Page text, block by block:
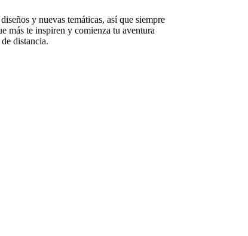
y nuevas temáticas, así que siempre
más te inspiren y comienza tu aventura
distancia.